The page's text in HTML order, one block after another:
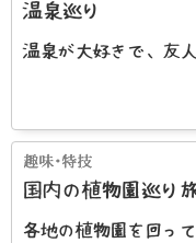
温泉巡り
温泉が大好きで、友
国内の植物園巡り
各地の植物園を回っ